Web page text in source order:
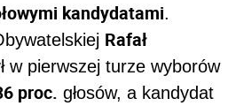
kandydatami.
Rafał
w pierwszej turze wyborów
proc. głosów, a kandydat